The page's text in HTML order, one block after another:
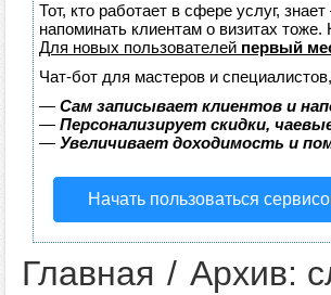
Тот, кто работает в сфере услуг,
напоминать клиентам о визитах
Для новых пользователей первый
Чат-бот для мастеров и
— Сам записывает клиентов и
— Персонализирует скидки,
— Увеличивает доходимость и
Начать пользоваться
Главная / Архив: